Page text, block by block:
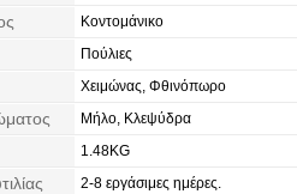
Κοντομάνικο
Πούλιες
Χειμώνας, Φθινόπωρο
Μήλο, Κλεψύδρα
1.48KG
2-8 εργάσιμες ημέρες.